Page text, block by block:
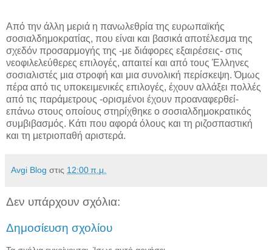
Από την άλλη μεριά η πανωλεθρία της ευρωπαϊκής
σοσιαλδημοκρατίας, που είναι και βασικά αποτέλεσμα της
σχεδόν προσαρμογής της -με διάφορες εξαιρέσεις- στις
νεοφιλελεύθερες επιλογές, απαιτεί και από τους Έλληνες
σοσιαλιστές μια στροφή και μια συνολική περίσκεψη. Όμως
πέρα από τις υποκειμενικές επιλογές, έχουν αλλάξει πολλές
από τις παράμετρους -ορισμένοι έχουν προαναφερθεί-
επάνω στους οποίους στηρίχθηκε ο σοσιαλδημοκρατικός
συμβιβασμός. Κάτι που αφορά όλους και τη ριζοσπαστική
και τη μετριοπαθή αριστερά.
Avgi Blog στις 12:00 π.μ.
Δεν υπάρχουν σχόλια:
Δημοσίευση σχολίου